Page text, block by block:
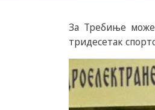
За Требиње
тридесетак